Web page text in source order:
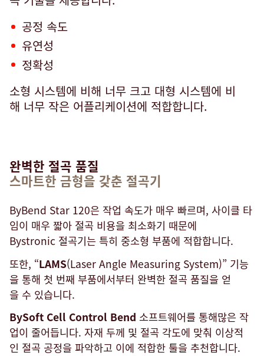
공정 속도
유연성
정확성
소형 시스템에 비해 너무 크고 대형 시스템에 비
해 너무 작은 어플리케이션에 적합합니다.
완벽한 절곡 품질
스마트한 금형을 갖춘 절곡기
ByBend Star 120은 작업 속도가 매우 빠르며, 사이클 타
임이 매우 짧아 절곡 비용을 최소화기 때문에
Bystronic 절곡기는 특히 중소형 부품에 적합합니다.
또한, “LAMS(Laser Angle Measuring System)” 기능
을 통해 첫 번째 부품에서부터 완벽한 절곡 품질을 얻
을 수 있습니다.
BySoft Cell Control Bend 소프트웨어를 통해많은 작
업이 줄어듭니다. 자재 두께 및 절곡 각도에 맞춰 이상적
인 절곡 공정을 파악하고 이에 적합한 툴을 추천합니다.